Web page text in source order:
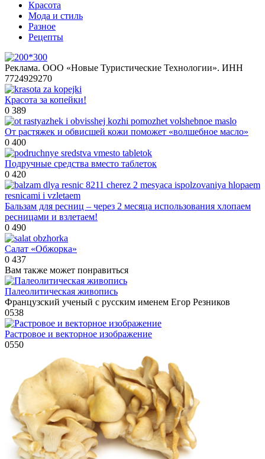
Красота
Мода и стиль
Разное
Рецепты
Реклама. ООО «Новые Туристические Технологии». ИНН
7724929270
Красотa за копейки!
0 389
От растяжек и обвисшей кожи поможет «волшебное масло»
0 400
Подручные средства вместо таблеток
0 420
Бальзам для ресниц – через 2 месяца использования хлопаем
ресницами и взлетаем!
0 490
Салат «Обжорка»
0 437
Вам также может понравиться
Палеолитическая живопись
Французский ученый с русским именем Егор Резников
0538
Растровое и векторное изображение
0550